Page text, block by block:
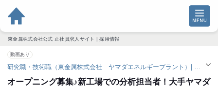
東金属株式会社公式 正社員求人サイト | 採用情報
動画あり
研究職・技術職（東金属株式会社 ヤマダエネルギープラント）| 正社員求人（木崎駅）
オープニング募集♪新工場での分析担当者！大手ヤマダ